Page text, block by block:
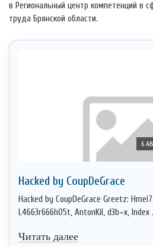
в Региональный центр компетенций в
труда Брянской области.
6
Hacked by CoupDeGrace
Hacked by CoupDeGrace Greetz:
L4663r666h05t, AntonKil, d3b~x, Index
Читать далее